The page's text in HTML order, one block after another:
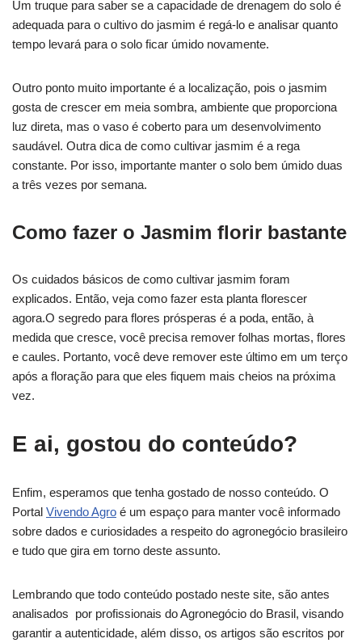
Um truque para saber se a capacidade de drenagem do solo é
adequada para o cultivo do jasmim é regá-lo e analisar quanto
tempo levará para o solo ficar úmido novamente.
Outro ponto muito importante é a localização, pois o jasmim
gosta de crescer em meia sombra, ambiente que proporciona
luz direta, mas o vaso é coberto para um desenvolvimento
saudável. Outra dica de como cultivar jasmim é a rega
constante. Por isso, importante manter o solo bem úmido duas
a três vezes por semana.
Como fazer o Jasmim florir bastante
Os cuidados básicos de como cultivar jasmim foram
explicados. Então, veja como fazer esta planta florescer
agora.O segredo para flores prósperas é a poda, então, à
medida que cresce, você precisa remover folhas mortas, flores
e caules. Portanto, você deve remover este último em um terço
após a floração para que eles fiquem mais cheios na próxima
vez.
E ai, gostou do conteúdo?
Enfim, esperamos que tenha gostado de nosso conteúdo. O
Portal Vivendo Agro é um espaço para manter você informado
sobre dados e curiosidades a respeito do agronegócio brasileiro
e tudo que gira em torno deste assunto.
Lembrando que todo conteúdo postado neste site, são antes
analisados por profissionais do Agronegócio do Brasil, visando
garantir a autenticidade, além disso, os artigos são escritos por